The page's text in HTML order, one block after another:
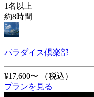
1名以上
約8時間
パラダイス倶楽部
¥17,600〜
（税込）
プランを見る